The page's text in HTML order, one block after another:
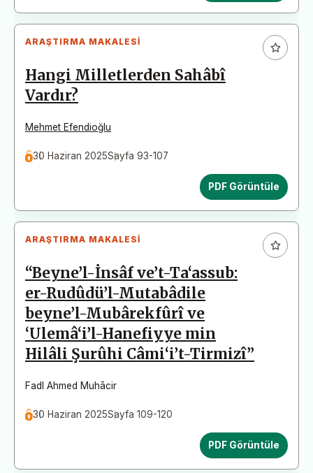
ARAŞTIRMA MAKALESI
Hangi Milletlerden Sahâbî
Vardır?
Mehmet Efendioğlu
30 Haziran 2025Sayfa 93-107
PDF Görüntüle
ARAŞTIRMA MAKALESI
“Beyne’l-İnsâf ve’t-Ta‘assub:
er-Rudûdü’l-Mutabâdile
beyne’l-Mubârekfûrî ve
‘Ulemâ‘i’l-Hanefiyye min
Hilâli Şurûhi Câmi‘i’t-Tirmizî”
Fadl Ahmed Muhācir
30 Haziran 2025Sayfa 109-120
PDF Görüntüle